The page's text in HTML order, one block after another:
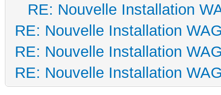
RE: Nouvelle Installation
RE: Nouvelle Installation
RE: Nouvelle Installation
RE: Nouvelle Installation